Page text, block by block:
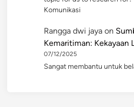
Komunikasi
Rangga dwi jaya on
Kemaritiman: Kekayaan
07/12/2025
Sangat membantu untuk